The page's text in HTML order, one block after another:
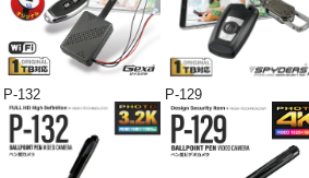
P-132 P-129